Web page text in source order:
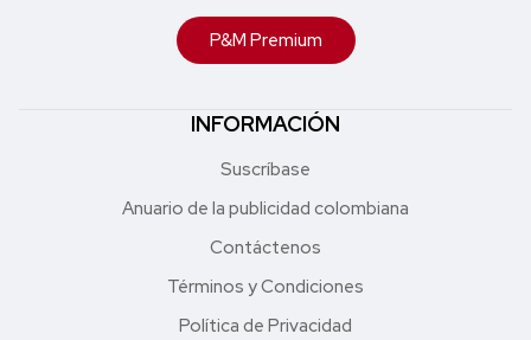
P&M Premium
INFORMACIÓN
Suscríbase
Anuario de la publicidad colombiana
Contáctenos
Términos y Condiciones
Política de Privacidad